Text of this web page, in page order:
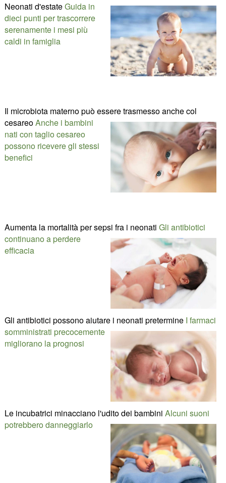
Neonati d'estateGuida in
dieci punti per trascorrere
serenamente i mesi più
caldi in famiglia
Il microbiota materno può essere trasmesso anche col
cesareoAnche i bambini
nati con taglio cesareo
possono ricevere gli stessi
benefici
Aumenta la mortalità per sepsi fra i neonati Gli antibiotici
continuano a perdere
efficacia
Gli antibiotici possono aiutare i neonati pretermine I farmaci
somministrati precocemente
migliorano la prognosi
Le incubatrici minacciano l'udito dei bambini Alcuni suoni
potrebbero danneggiarlo